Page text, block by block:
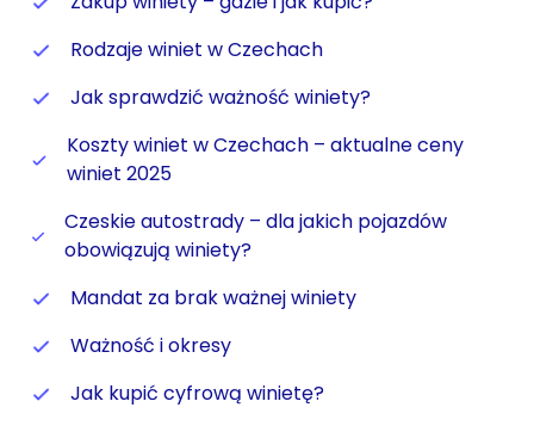
Rodzaje winiet w Czechach
Jak sprawdzić ważność winiety?
Koszty winiet w Czechach – aktualne ceny
winiet 2025
Czeskie autostrady – dla jakich pojazdów
obowiązują winiety?
Mandat za brak ważnej winiety
Ważność i okresy
Jak kupić cyfrową winietę?